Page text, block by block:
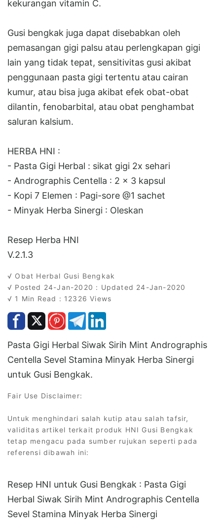
kekurangan vitamin C.
Gusi bengkak juga dapat disebabkan oleh
pemasangan gigi palsu atau perlengkapan gigi
lain yang tidak tepat, sensitivitas gusi akibat
penggunaan pasta gigi tertentu atau cairan
kumur, atau bisa juga akibat efek obat-obat
dilantin, fenobarbital, atau obat penghambat
saluran kalsium.
HERBA HNI :
- Pasta Gigi Herbal : sikat gigi 2x sehari
- Andrographis Centella : 2 x 3 kapsul
- Kopi 7 Elemen : Pagi-sore @1 sachet
- Minyak Herba Sinergi : Oleskan
Resep Herba HNI
V.2.1.3
√ Obat Herbal Gusi Bengkak
√ Posted 24-Jan-2020 : Updated 24-Jan-2020
√ 1 Min Read : 12326 Views
Pasta Gigi Herbal Siwak Sirih Mint Andrographis
Centella Sevel Stamina Minyak Herba Sinergi
untuk Gusi Bengkak.
Fair Use Disclaimer:
Untuk menghindari salah kutip atau salah tafsir,
validitas artikel terkait produk HNI Gusi Bengkak
tetap mengacu pada sumber rujukan seperti pada
referensi dibawah ini:
Resep HNI untuk Gusi Bengkak : Pasta Gigi
Herbal Siwak Sirih Mint Andrographis Centella
Sevel Stamina Minyak Herba Sinergi